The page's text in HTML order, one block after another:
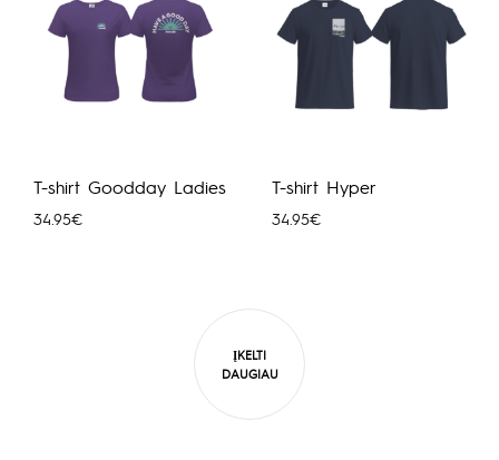
T-shirt Goodday Ladies
34.95€
T-shirt Hyper
34.95€
ĮKELTI
DAUGIAU